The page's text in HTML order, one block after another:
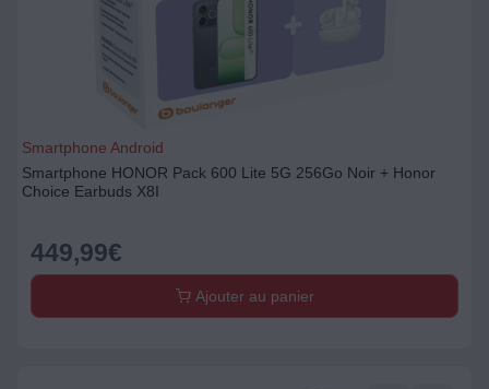
Smartphone Android
Smartphone HONOR Pack 600 Lite 5G 256Go Noir + Honor
Choice Earbuds X8I
449,99€
Ajouter au panier